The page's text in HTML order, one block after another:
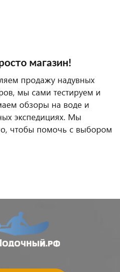
магазин!
продажу надувных
мы сами тестируем и
обзоры на воде и
экспедициях. Мы
чтобы помочь с выбором